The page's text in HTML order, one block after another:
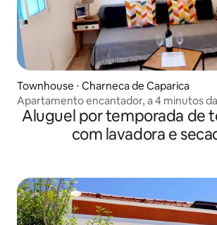
Townhouse ⋅ Charneca de Caparica
Apartamento encantador, a 4 minutos
praias de carro
Aluguel por temporada de
com lavadora e